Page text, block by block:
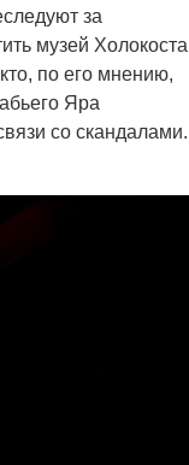
за
музей Холокоста
по его мнению,
Яра
со скандалами.